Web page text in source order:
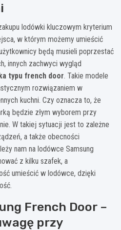
lodówki kluczowym kryterium
w którym możemy umieścić
będą musieli poprzestać
innych zachwyci wygląd
typu french door. Takie modele
rozwiązaniem w
kuchni. Czy oznacza to, że
będzie złym wyborem przy
W takiej sytuacji jest to zależne
a także obecności
nam na lodówce Samsung
z kilku szafek, a
umieścić w lodówce, dzięki
French Door –
przy